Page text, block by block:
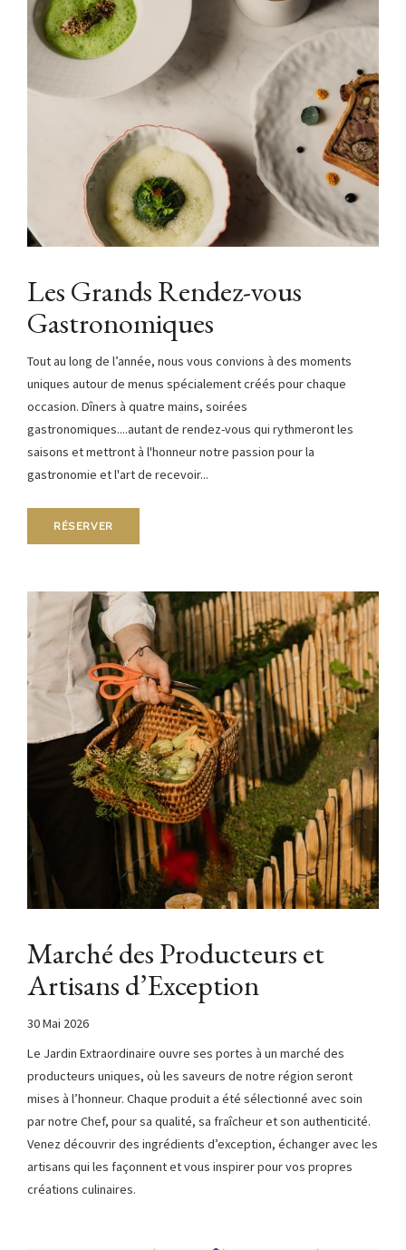
Les Grands Rendez-vous
Gastronomiques
Tout au long de l’année, nous vous convions à des moments
uniques autour de menus spécialement créés pour chaque
occasion. Dîners à quatre mains, soirées
gastronomiques....autant de rendez-vous qui rythmeront les
saisons et mettront à l'honneur notre passion pour la
gastronomie et l'art de recevoir...
RÉSERVER
Marché des Producteurs et
Artisans d’Exception
30 Mai 2026
Le Jardin Extraordinaire ouvre ses portes à un marché des
producteurs uniques, où les saveurs de notre région seront
mises à l’honneur. Chaque produit a été sélectionné avec soin
par notre Chef, pour sa qualité, sa fraîcheur et son authenticité.
Venez découvrir des ingrédients d’exception, échanger avec les
artisans qui les façonnent et vous inspirer pour vos propres
créations culinaires.